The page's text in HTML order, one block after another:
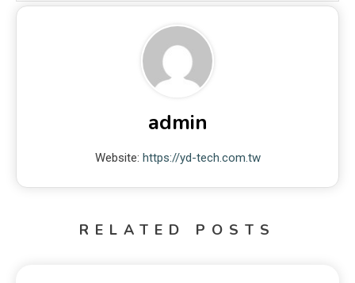
admin
Website: https://yd-tech.com.tw
RELATED POSTS